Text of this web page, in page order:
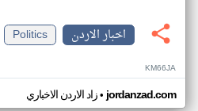
اخبار الاردن
Politics
KM66JA
زاد الاردن الاخباري•jordanzad.com